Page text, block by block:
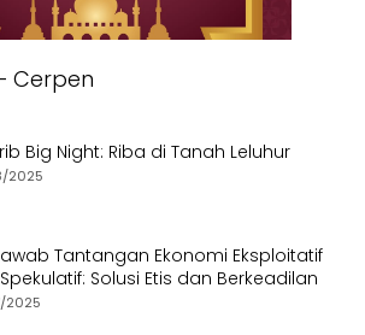
Cerpen
Big Night: Riba di Tanah Leluhur
2025
Tantangan Ekonomi Eksploitatif
Solusi Etis dan Berkeadilan
2025